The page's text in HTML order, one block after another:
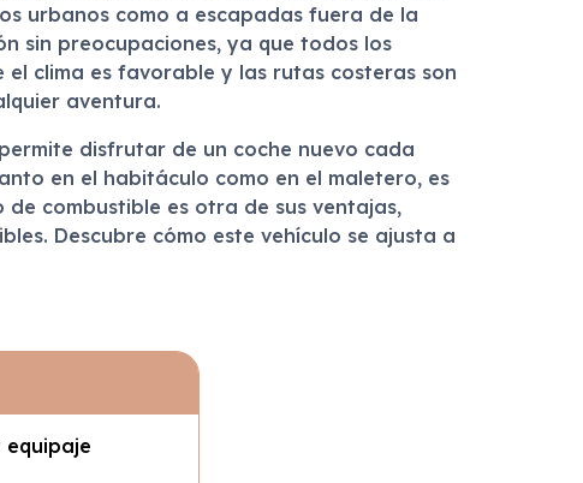
urbanos como a escapadas fuera de la
sin preocupaciones, ya que todos los
el clima es favorable y las rutas costeras son
aventura.
disfrutar de un coche nuevo cada
en el habitáculo como en el maletero, es
combustible es otra de sus ventajas,
Descubre cómo este vehículo se ajusta a